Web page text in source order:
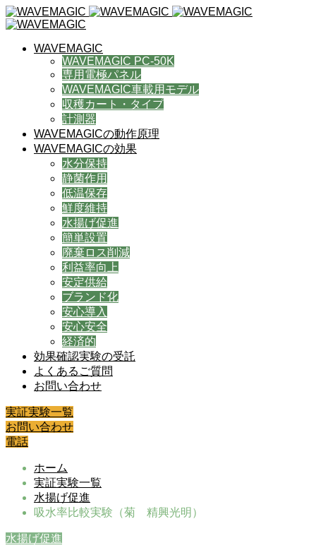
WAVEMAGIC
WAVEMAGIC PC-50K
専用電極パネル
WAVEMAGIC車載用モデル
収穫カート・タイプ
計測器
WAVEMAGICの動作原理
WAVEMAGICの効果
水分保持
静菌作用
低温保存
鮮度維持
水揚げ促進
簡単設置
廃棄ロス削減
利益率向上
安定供給
ブランド化
安心導入
安心安全
経済的
効果確認実験の受託
よくあるご質問
お問い合わせ
実証実験一覧
お問い合わせ
電話
ホーム
実証実験一覧
水揚げ促進
吸水率比較実験（菊 精興光明）
水揚げ促進